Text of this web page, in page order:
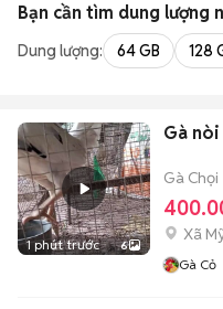
Bạn cần tìm dung lượng
Dung lượng: 64 GB 128
1 phút trước 6
Gà
Gà Chọi
Xã
Gà Cỏ